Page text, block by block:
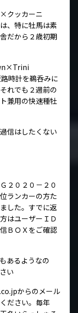
クッカーニ
、特に牡馬は素
だから２歳初期
時計を鵜呑みに
れでも２週前の
兼用の快速種牡
信はしたくない
２０２０－２０
ランカーの方た
した。すでに返
はユーザーＩＤ
ＢＯＸをご確認
あるようなの
い
からのメール
ださい。毎年